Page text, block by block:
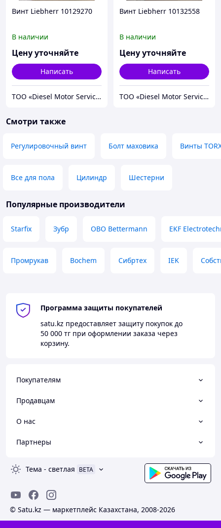
Винт Liebherr 10129270
В наличии
Цену уточняйте
Написать
TOO «Diesel Motor Service»
Винт Liebherr 10132558
В наличии
Цену уточняйте
Написать
TOO «Diesel Motor Service»
Смотри также
Регулировочный винт Болт маховика Винты
Все для пола Цилиндр Шестерни
Популярные производители
Starfix Зубр OBO Bettermann EKF
Промрукав Bochem Сибртех IEK
Программа защиты покупателей
satu.kz предоставляет защиту покупок до
50 000 тг при оформлении заказа через
корзину.
Покупателям
Продавцам
О нас
Партнеры
Тема - светлая BETA
© Satu.kz — маркетплейс Казахстана, 2008-2026